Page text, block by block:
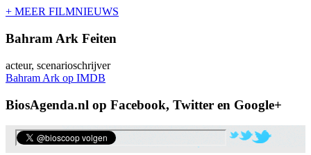
+ MEER FILMNIEUWS
Bahram Ark Feiten
acteur, scenarioschrijver
Bahram Ark op IMDB
BiosAgenda.nl op Facebook, Twitter en Google+